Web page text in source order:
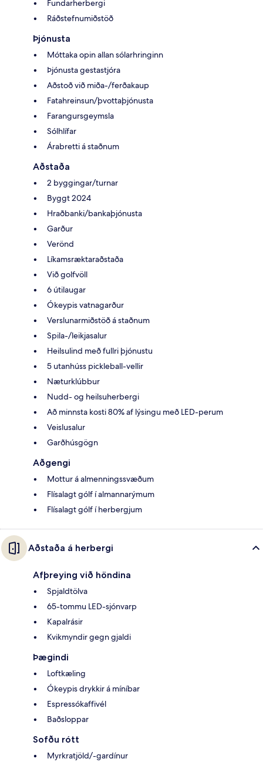
Fundarherbergi
Ráðstefnumiðstöð
Þjónusta
Móttaka opin allan sólarhringinn
Þjónusta gestastjóra
Aðstoð við miða-/ferðakaup
Fatahreinsun/þvottaþjónusta
Farangursgeymsla
Sólhlífar
Árabretti á staðnum
Aðstaða
2 byggingar/turnar
Byggt 2024
Hraðbanki/bankaþjónusta
Garður
Verönd
Líkamsræktaraðstaða
Við golfvöll
6 útilaugar
Ókeypis vatnagarður
Verslunarmiðstöð á staðnum
Spila-/leikjasalur
Heilsulind með fullri þjónustu
5 utanhúss pickleball-vellir
Næturklúbbur
Nudd- og heilsuherbergi
Að minnsta kosti 80% af lýsingu með LED-perum
Veislusalur
Garðhúsgögn
Aðgengi
Mottur á almenningssvæðum
Flísalagt gólf í almannarýmum
Flísalagt gólf í herbergjum
Aðstaða á herbergi
Afþreying við höndina
Spjaldtölva
65-tommu LED-sjónvarp
Kapalrásir
Kvikmyndir gegn gjaldi
Þægindi
Loftkæling
Ókeypis drykkir á míníbar
Espressókaffivél
Baðsloppar
Sofðu rótt
Myrkratjöld/-gardínur